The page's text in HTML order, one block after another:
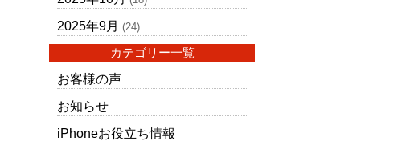
2025年9月 (24)
カテゴリー一覧
お客様の声
お知らせ
iPhoneお役立ち情報